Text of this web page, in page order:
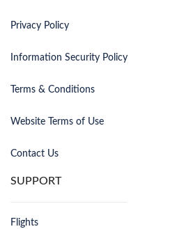
Privacy Policy
Information Security Policy
Terms & Conditions
Website Terms of Use
Contact Us
SUPPORT
Flights